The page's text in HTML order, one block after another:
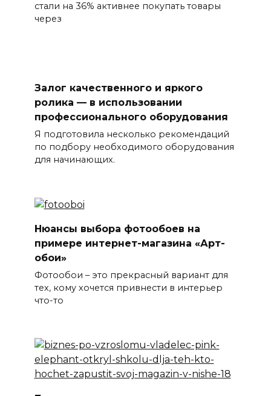
стали на 36% активнее покупать товары
через
Залог качественного и яркого
ролика — в использовании
профессионального оборудования
Я подготовила несколько рекомендаций
по подбору необходимого оборудования
для начинающих.
Нюансы выбора фотообоев на
примере интернет-магазина «Арт-
обои»
Фотообои – это прекрасный вариант для
тех, кому хочется привнести в интерьер
что-то